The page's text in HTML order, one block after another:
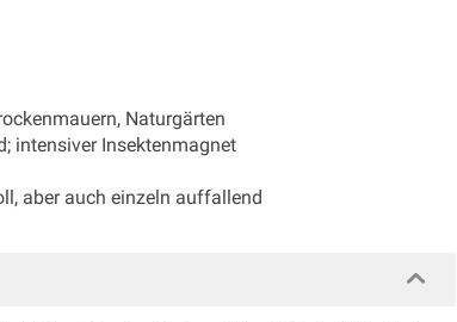
Naturgärten
intensiver Insektenmagnet
aber auch einzeln auffallend